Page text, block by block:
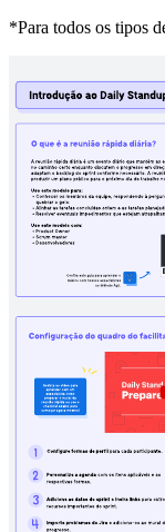
*Para todos os tipos